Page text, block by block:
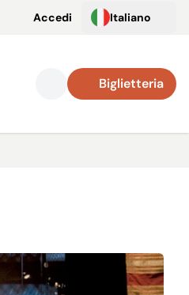
Accedi Italiano
Biglietteria